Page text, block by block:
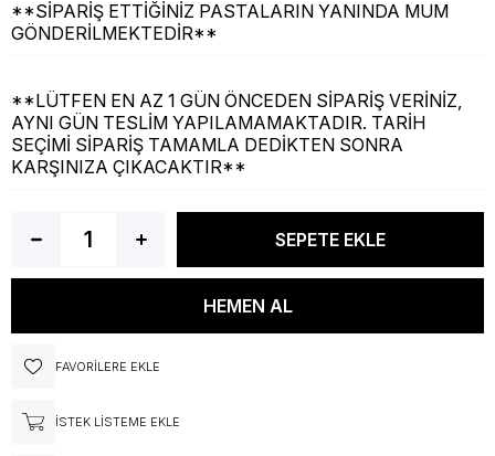
**SİPARİŞ ETTİĞİNİZ PASTALARIN YANINDA MUM
GÖNDERİLMEKTEDİR**
**LÜTFEN EN AZ 1 GÜN ÖNCEDEN SİPARİŞ VERİNİZ,
AYNI GÜN TESLİM YAPILAMAMAKTADIR. TARİH
SEÇİMİ SİPARİŞ TAMAMLA DEDİKTEN SONRA
KARŞINIZA ÇIKACAKTIR**
FAVORILERE EKLE
İSTEK LISTEME EKLE